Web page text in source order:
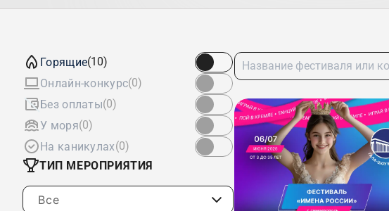
Горящие(10)
Онлайн-конкурс(0)
Без оплаты(0)
У моря(0)
На каникулах(0)
ТИП МЕРОПРИЯТИЯ
Все